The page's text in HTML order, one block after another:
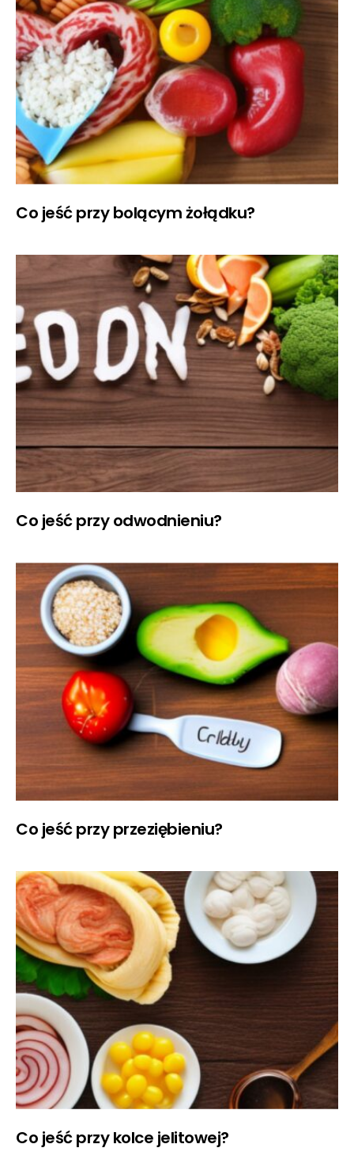
Co jeść przy bolącym żołądku?
Co jeść przy odwodnieniu?
Co jeść przy przeziębieniu?
Co jeść przy kolce jelitowej?